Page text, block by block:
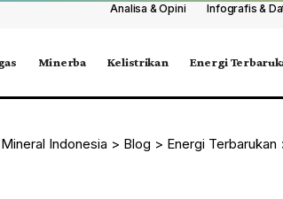
Analisa & Opini Infografis &
Minerba Kelistrikan Energi
Indonesia > Blog > Energi Terbarukan